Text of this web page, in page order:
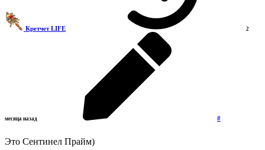
Кретчет LIFE 2
месяца назад #
Это Сентинел Прайм)